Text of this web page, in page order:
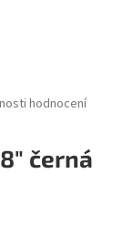
hodnocení
černá